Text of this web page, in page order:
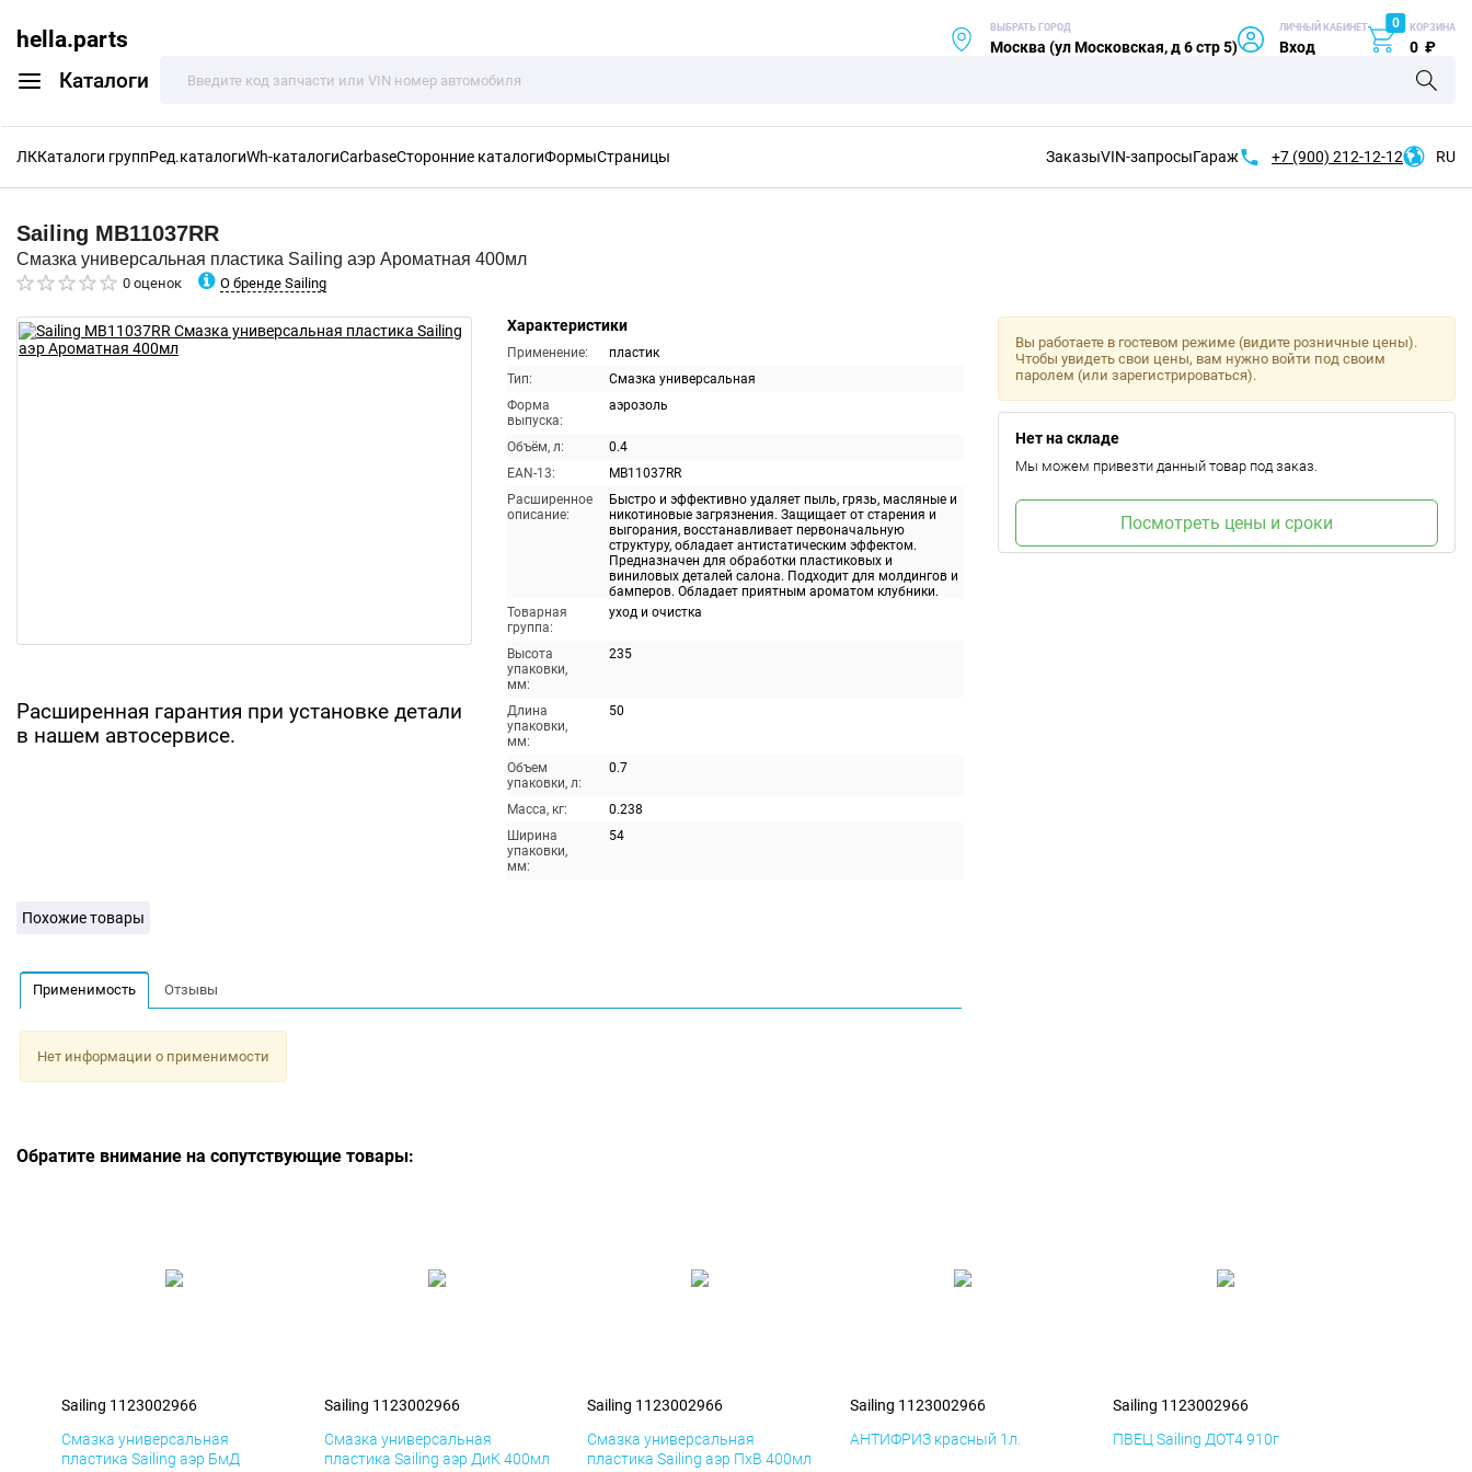
hella.parts
Каталоги
ВЫБРАТЬ ГОРОД
Москва (ул Московская, д 6 стр 5)
ЛИЧНЫЙ КАБИНЕТ
Вход
0 КОРЗИНА
0 ₽
ЛККаталоги группРед.каталогиWh-каталогиCarbaseСторонние каталогиФормыСтраницы ЗаказыVIN-запросыГараж +7 (900) 212-12-12 RU
Sailing MB11037RR
Смазка универсальная пластика Sailing аэр Ароматная 400мл
0 оценок О бренде Sailing
Расширенная гарантия при установке детали
в нашем автосервисе.
Характеристики
Применение:
пластик
Тип:
Смазка универсальная
Форма
выпуска:
аэрозоль
Объём, л:
0.4
EAN-13:
MB11037RR
Расширенное
описание:
Быстро и эффективно удаляет пыль, грязь, масляные и
никотиновые загрязнения. Защищает от старения и
выгорания, восстанавливает первоначальную
структуру, обладает антистатическим эффектом.
Предназначен для обработки пластиковых и
виниловых деталей салона. Подходит для молдингов и
бамперов. Обладает приятным ароматом клубники.
Товарная
группа:
уход и очистка
Высота
упаковки,
мм:
235
Длина
упаковки,
мм:
50
Объем
упаковки, л:
0.7
Масса, кг:
0.238
Ширина
упаковки,
мм:
54
Вы работаете в гостевом режиме (видите розничные цены).
Чтобы увидеть свои цены, вам нужно войти под своим
паролем (или зарегистрироваться).
Нет на складе
Мы можем привезти данный товар под заказ.
Посмотреть цены и сроки
Похожие товары
Применимость Отзывы
Нет информации о применимости
Обратите внимание на сопутствующие товары:
Sailing 1123002966
Смазка универсальная
пластика Sailing аэр БмД
Sailing 1123002966
Смазка универсальная
пластика Sailing аэр ДиК 400мл
Sailing 1123002966
Смазка универсальная
пластика Sailing аэр ПхВ 400мл
Sailing 1123002966
АНТИФРИЗ красный 1л.
Sailing 1123002966
ПВЕЦ Sailing ДОТ4 910г